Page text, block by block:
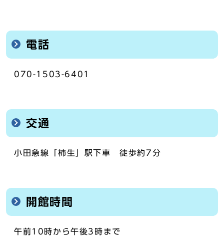
電話
070-1503-6401
交通
小田急線「柿生」駅下車 徒歩約7分
開館時間
午前10時から午後3時まで